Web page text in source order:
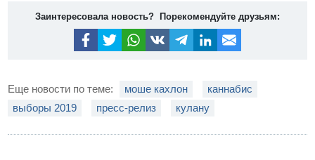
Заинтересовала новость? Порекомендуйте друзьям:
Еще новости по теме: моше кахлон
каннабис
выборы 2019
пресс-релиз кулану